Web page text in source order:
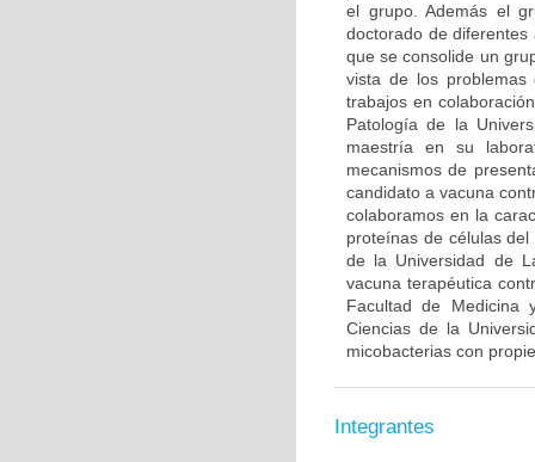
el grupo. Además el
doctorado de
que se consolide un
vista de los problemas
trabajos en
Patología de la
maestría en su
mecanismos de
candidato a vacuna
colaboramos en la
proteínas de células
de la Universidad de
vacuna terapéutica
Facultad de Medicina
Ciencias de la
micobacterias con
Integrantes